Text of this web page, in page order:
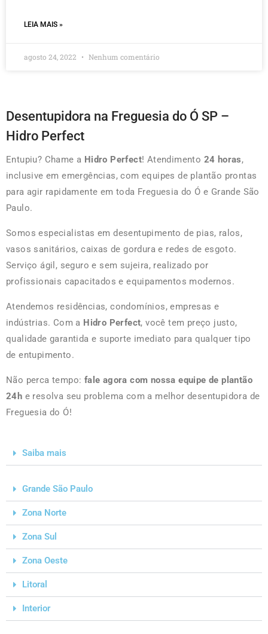
LEIA MAIS »
agosto 24, 2022 Nenhum comentário
Desentupidora na Freguesia do Ó SP –
Hidro Perfect
Entupiu? Chame a Hidro Perfect! Atendimento 24 horas,
inclusive em emergências, com equipes de plantão prontas
para agir rapidamente em toda Freguesia do Ó e Grande São
Paulo.
Somos especialistas em desentupimento de pias, ralos,
vasos sanitários, caixas de gordura e redes de esgoto.
Serviço ágil, seguro e sem sujeira, realizado por
profissionais capacitados e equipamentos modernos.
Atendemos residências, condomínios, empresas e
indústrias. Com a Hidro Perfect, você tem preço justo,
qualidade garantida e suporte imediato para qualquer tipo
de entupimento.
Não perca tempo: fale agora com nossa equipe de plantão
24h e resolva seu problema com a melhor desentupidora de
Freguesia do Ó!
Saiba mais
Grande São Paulo
Zona Norte
Zona Sul
Zona Oeste
Litoral
Interior